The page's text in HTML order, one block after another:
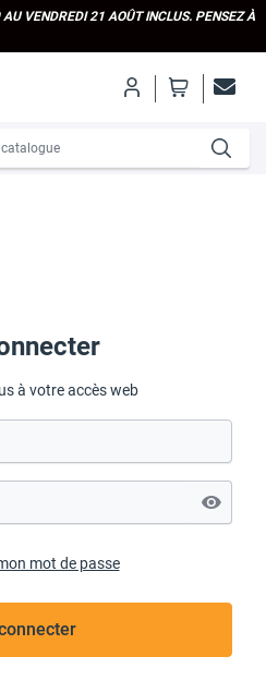
VENDREDI 21 AOÛT INCLUS. PENSEZ À
à votre accès web
mot de passe